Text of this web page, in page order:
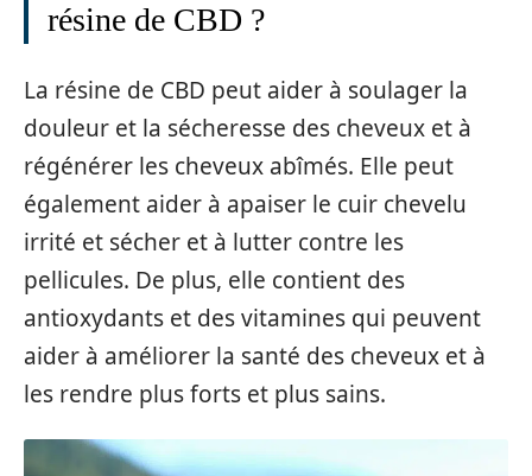
résine de CBD ?
La résine de CBD peut aider à soulager la
douleur et la sécheresse des cheveux et à
régénérer les cheveux abîmés. Elle peut
également aider à apaiser le cuir chevelu
irrité et sécher et à lutter contre les
pellicules. De plus, elle contient des
antioxydants et des vitamines qui peuvent
aider à améliorer la santé des cheveux et à
les rendre plus forts et plus sains.